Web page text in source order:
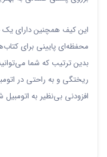
این کیف همچنین دارای یک
محفظه‌ای پایینی برای
بدین ترتیب که شما
ریختگی و به راحتی در
افزودنی بی‌نظیر به